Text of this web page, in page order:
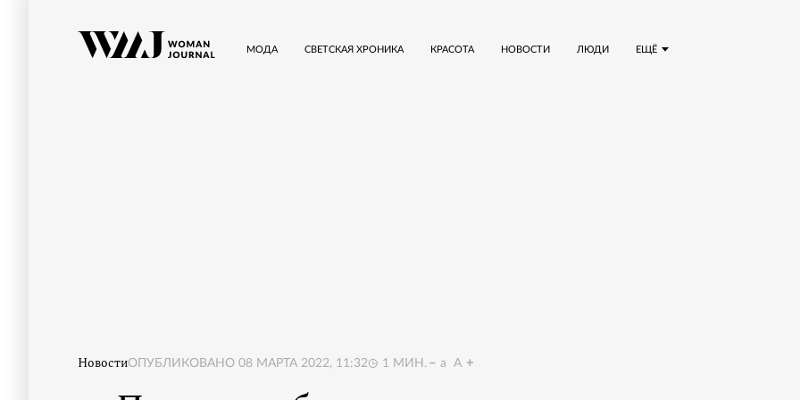
ЕЩЁ
МОДА СВЕТСКАЯ ХРОНИКА КРАСОТА НОВОСТИ ЛЮДИ
НовостиОПУБЛИКОВАНО 08 МАРТА 2022, 11:32 1 МИН. a A